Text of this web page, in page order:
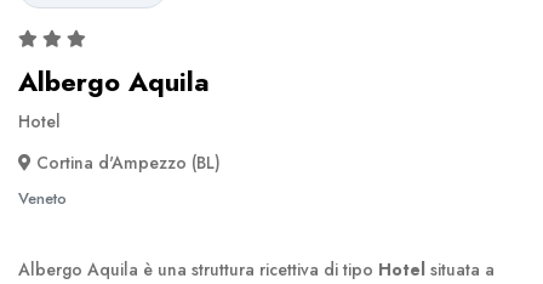
Albergo Aquila
Hotel
Cortina d'Ampezzo (BL)
Veneto
Albergo Aquila è una struttura ricettiva di tipo Hotel situata a